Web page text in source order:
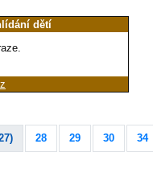
dětí
28 29 30 34